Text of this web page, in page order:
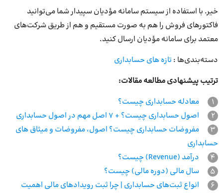
خیر. با استفاده از سیستم سامانه مؤدیان سپیدار شما می‌توانید
فاکتورهای فروش را هم به صورت مستقیم و هم از طریق شرکت‌های
معتمد برای سامانه مؤدیان ارسال کنید.
دسته‌بندی‌ها : تازه های حسابداری
ترتیب پیشنهادی مطالعه مقالات:
1
معادله حسابداری چیست؟
2
اصول حسابداری چیست؟ + 7 اصل مهم در اصول حسابداری
3
مفروضات حسابداری چیست؟ اصول، مفروضات و میثاق های
حسابداری
4
درآمد (Revenue) چیست؟
5
سال مالی (دوره مالی) چیست؟
6
انواع ثبت‌های حسابداری | چرا ثبت رویدادهای مالی اهمیت